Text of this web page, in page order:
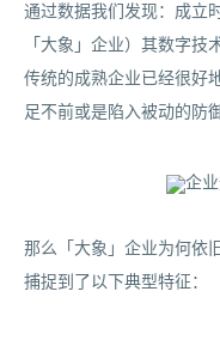
通过数据我们发现：成立
「大象」企业）其数字
传统的成熟企业已经很好
足不前或是陷入被动的防
那么「大象」企业为何依
捕捉到了以下典型特征：